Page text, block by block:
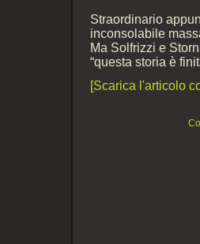
Straordinario
inconsolabile
Ma Solfrizzi e
“questa storia è
[Scarica l'articolo